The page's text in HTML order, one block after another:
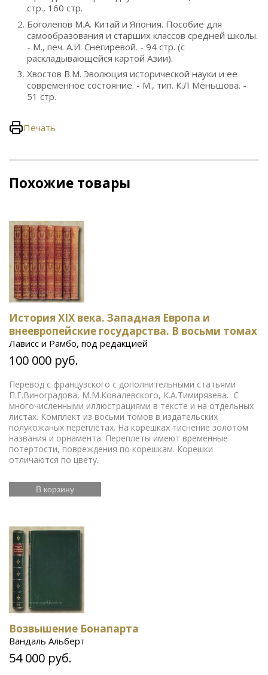
стр., 160 стр.
Боголепов М.А. Китай и Япония. Пособие для
самообразования и старших классов средней школы.
- М., печ. А.И. Снегиревой. - 94 стр. (с
раскладывающейся картой Азии).
Хвостов В.М. Эволюция исторической науки и ее
современное состояние. - М., тип. К.Л Меньшова. -
51 стр.
Печать
Похожие товары
История XIX века. Западная Европа и
внеевропейские государства. В восьми томах
Лависс и Рамбо, под редакцией
100 000 руб.
Перевод с французского с дополнительными статьями
П.Г.Виноградова, М.М.Ковалевского, К.А.Тимирязева. С
многочисленными иллюстрациями в тексте и на отдельных
листах. Комплект из восьми томов в издательских
полукожаных переплётах. На корешках тиснение золотом
названия и орнамента. Переплеты имеют временные
потертости, повреждения по корешкам. Корешки
отличаются по цвету.
В корзину
Возвышение Бонапарта
Вандаль Альберт
54 000 руб.